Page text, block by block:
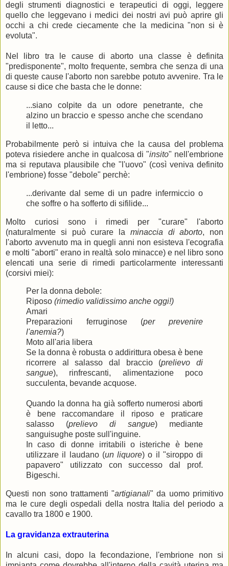
degli strumenti diagnostici e terapeutici di oggi, leggere
quello che leggevano i medici dei nostri avi può aprire gli
occhi a chi crede ciecamente che la medicina "non si è
evoluta".
Nel libro tra le cause di aborto una classe è definita
"predisponente", molto frequente, sembra che senza di una
di queste cause l'aborto non sarebbe potuto avvenire. Tra le
cause si dice che basta che le donne:
...siano colpite da un odore penetrante, che
alzino un braccio e spesso anche che scendano
il letto...
Probabilmente però si intuiva che la causa del problema
poteva risiedere anche in qualcosa di "insito" nell'embrione
ma si reputava plausibile che "l'uovo" (così veniva definito
l'embrione) fosse "debole" perchè:
...derivante dal seme di un padre infermiccio o
che soffre o ha sofferto di sifilide...
Molto curiosi sono i rimedi per "curare" l'aborto
(naturalmente si può curare la minaccia di aborto, non
l'aborto avvenuto ma in quegli anni non esisteva l'ecografia
e molti "aborti" erano in realtà solo minacce) e nel libro sono
elencati una serie di rimedi particolarmente interessanti
(corsivi miei):
Per la donna debole:
Riposo (rimedio validissimo anche oggi!)
Amari
Preparazioni ferruginose (per prevenire
l'anemia?)
Moto all'aria libera
Se la donna è robusta o addirittura obesa è bene
ricorrere al salasso dal braccio (prelievo di
sangue), rinfrescanti, alimentazione poco
succulenta, bevande acquose.
Quando la donna ha già sofferto numerosi aborti
è bene raccomandare il riposo e praticare
salasso (prelievo di sangue) mediante
sanguisughe poste sull'inguine.
In caso di donne irritabili o isteriche è bene
utilizzare il laudano (un liquore) o il "siroppo di
papavero" utilizzato con successo dal prof.
Bigeschi.
Questi non sono trattamenti "artigianali" da uomo primitivo
ma le cure degli ospedali della nostra Italia del periodo a
cavallo tra 1800 e 1900.
La gravidanza extrauterina
In alcuni casi, dopo la fecondazione, l'embrione non si